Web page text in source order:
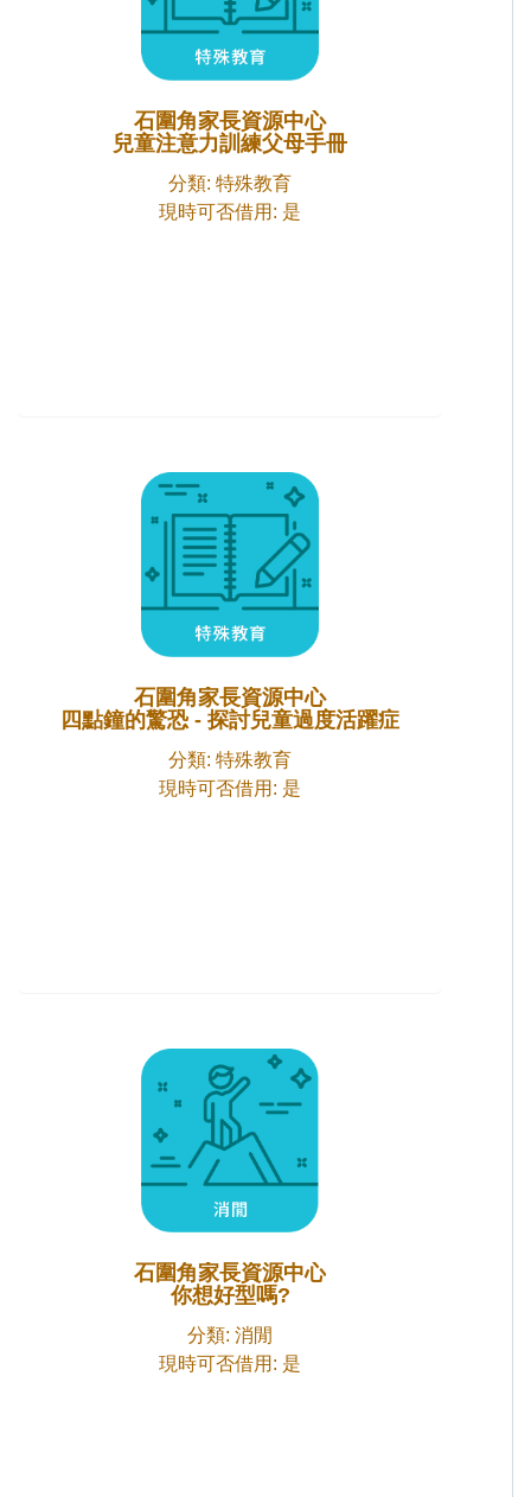
石圍角家長資源中心
兒童注意力訓練父母手冊
分類: 特殊教育
現時可否借用: 是
石圍角家長資源中心
四點鐘的驚恐 - 探討兒童過度活躍症
分類: 特殊教育
現時可否借用: 是
石圍角家長資源中心
你想好型嗎?
分類: 消閒
現時可否借用: 是